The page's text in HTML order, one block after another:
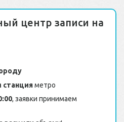
центр записи на
станцияметро
, заявки принимаем